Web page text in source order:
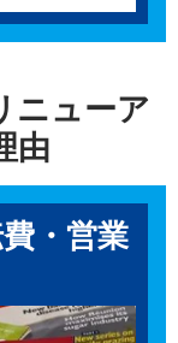
ニューア
由
・営業